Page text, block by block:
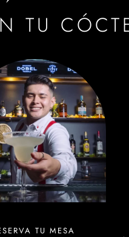
TU
TU MESA